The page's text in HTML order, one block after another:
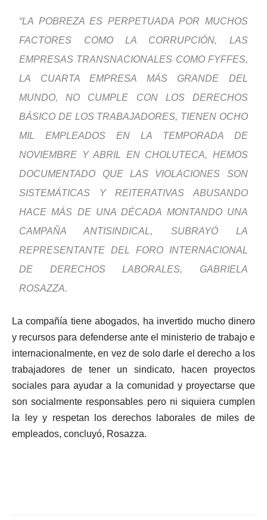
“LA POBREZA ES PERPETUADA POR MUCHOS
FACTORES COMO LA CORRUPCIÓN, LAS
EMPRESAS TRANSNACIONALES COMO FYFFES,
LA CUARTA EMPRESA MÁS GRANDE DEL
MUNDO, NO CUMPLE CON LOS DERECHOS
BÁSICO DE LOS TRABAJADORES, TIENEN OCHO
MIL EMPLEADOS EN LA TEMPORADA DE
NOVIEMBRE Y ABRIL EN CHOLUTECA, HEMOS
DOCUMENTADO QUE LAS VIOLACIONES SON
SISTEMÁTICAS Y REITERATIVAS ABUSANDO
HACE MÁS DE UNA DÉCADA MONTANDO UNA
CAMPAÑA ANTISINDICAL, SUBRAYÓ LA
REPRESENTANTE DEL FORO INTERNACIONAL
DE DERECHOS LABORALES, GABRIELA
ROSAZZA.
La compañía tiene abogados, ha invertido mucho dinero
y recursos para defenderse ante el ministerio de trabajo e
internacionalmente, en vez de solo darle el derecho a los
trabajadores de tener un sindicato, hacen proyectos
sociales para ayudar a la comunidad y proyectarse que
son socialmente responsables pero ni siquiera cumplen
la ley y respetan los derechos laborales de miles de
empleados, concluyó, Rosazza.